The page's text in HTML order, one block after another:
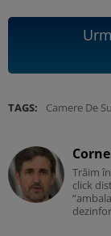
TAGS: Camere De
Trăim
click